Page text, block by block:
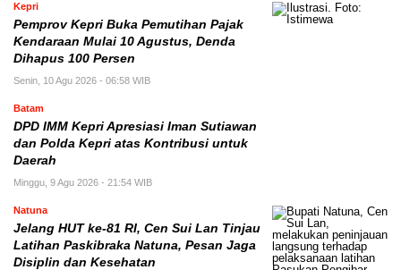
Kepri
Pemprov Kepri Buka Pemutihan Pajak
Kendaraan Mulai 10 Agustus, Denda
Dihapus 100 Persen
Senin, 10 Agu 2026 - 06:58 WIB
Batam
DPD IMM Kepri Apresiasi Iman Sutiawan
dan Polda Kepri atas Kontribusi untuk
Daerah
Minggu, 9 Agu 2026 - 21:54 WIB
Natuna
Jelang HUT ke-81 RI, Cen Sui Lan Tinjau
Latihan Paskibraka Natuna, Pesan Jaga
Disiplin dan Kesehatan